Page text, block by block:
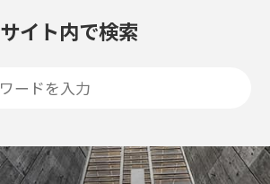
サイト内で検索